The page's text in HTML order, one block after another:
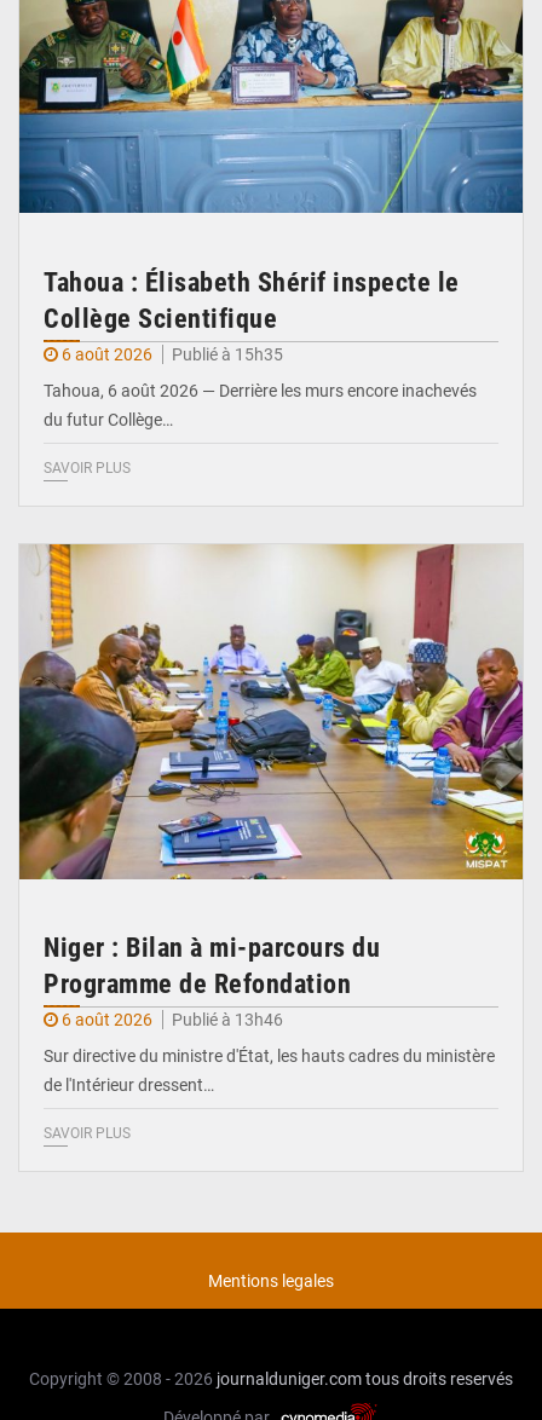
Tahoua : Élisabeth Shérif inspecte le
Collège Scientifique
6 août 2026
Publié à 15h35
Tahoua, 6 août 2026 — Derrière les murs encore inachevés
du futur Collège…
SAVOIR PLUS
Niger : Bilan à mi-parcours du
Programme de Refondation
6 août 2026
Publié à 13h46
Sur directive du ministre d'État, les hauts cadres du ministère
de l'Intérieur dressent…
SAVOIR PLUS
Mentions legales
Copyright © 2008 - 2026 journalduniger.comtous droits reservés